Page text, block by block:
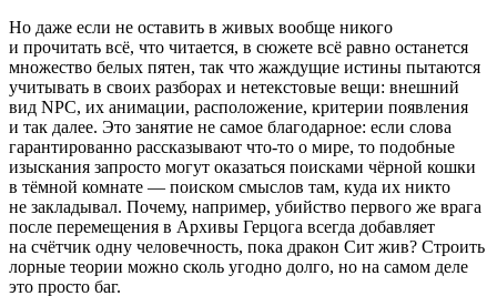
Но даже если не оставить в живых вообще никого
и прочитать всё, что читается, в сюжете всё равно останется
множество белых пятен, так что жаждущие истины пытаются
учитывать в своих разборах и нетекстовые вещи: внешний
вид NPC, их анимации, расположение, критерии появления
и так далее. Это занятие не самое благодарное: если слова
гарантированно рассказывают что-то о мире, то подобные
изыскания запросто могут оказаться поисками чёрной кошки
в тёмной комнате — поиском смыслов там, куда их никто
не закладывал. Почему, например, убийство первого же врага
после перемещения в Архивы Герцога всегда добавляет
на счётчик одну человечность, пока дракон Сит жив? Строить
лорные теории можно сколь угодно долго, но на самом деле
это просто баг.